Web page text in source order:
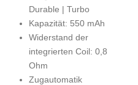
Durable | Turbo
Kapazität: 550 mAh
Widerstand der
integrierten Coil: 0,8
Ohm
Zugautomatik